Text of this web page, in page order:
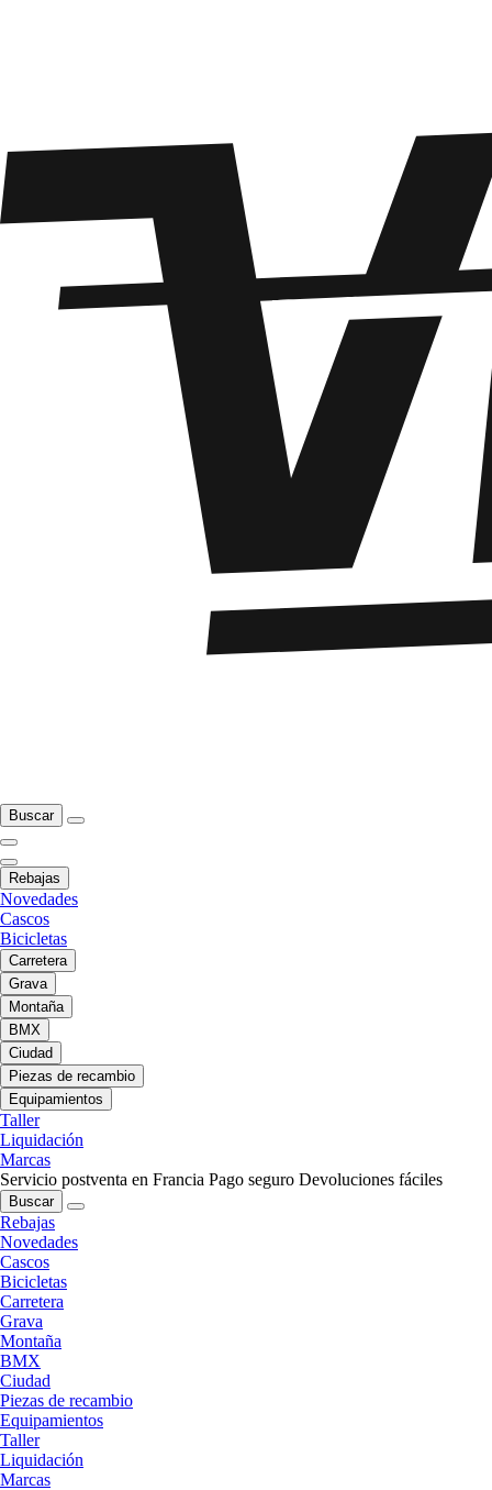
Buscar
Rebajas
Novedades
Cascos
Bicicletas
Carretera
Grava
Montaña
BMX
Ciudad
Piezas de recambio
Equipamientos
Taller
Liquidación
Marcas
Servicio postventa en Francia Pago seguro Devoluciones fáciles
Buscar
Rebajas
Novedades
Cascos
Bicicletas
Carretera
Grava
Montaña
BMX
Ciudad
Piezas de recambio
Equipamientos
Taller
Liquidación
Marcas